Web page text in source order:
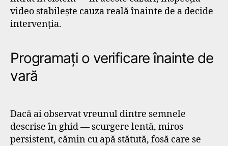
video stabilește cauza reală înainte de a decide
intervenția.
Programați o verificare înainte de
vară
Dacă ai observat vreunul dintre semnele
descrise în ghid — scurgere lentă, miros
persistent, cămin cu apă stătută, fosă care se